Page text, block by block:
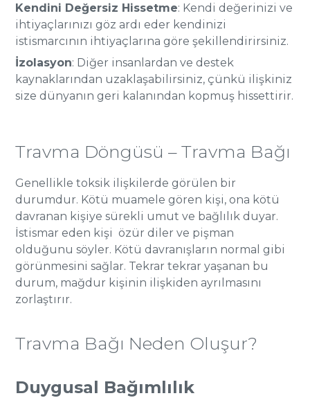
Kendini Değersiz Hissetme: Kendi değerinizi ve
ihtiyaçlarınızı göz ardı eder kendinizi
istismarcının ihtiyaçlarına göre şekillendirirsiniz.
İzolasyon: Diğer insanlardan ve destek
kaynaklarından uzaklaşabilirsiniz, çünkü ilişkiniz
size dünyanın geri kalanından kopmuş hissettirir.
Travma Döngüsü – Travma Bağı
Genellikle toksik ilişkilerde görülen bir
durumdur. Kötü muamele gören kişi, ona kötü
davranan kişiye sürekli umut ve bağlılık duyar.
İstismar eden kişi özür diler ve pişman
olduğunu söyler. Kötü davranışların normal gibi
görünmesini sağlar. Tekrar tekrar yaşanan bu
durum, mağdur kişinin ilişkiden ayrılmasını
zorlaştırır.
Travma Bağı Neden Oluşur?
Duygusal Bağımlılık